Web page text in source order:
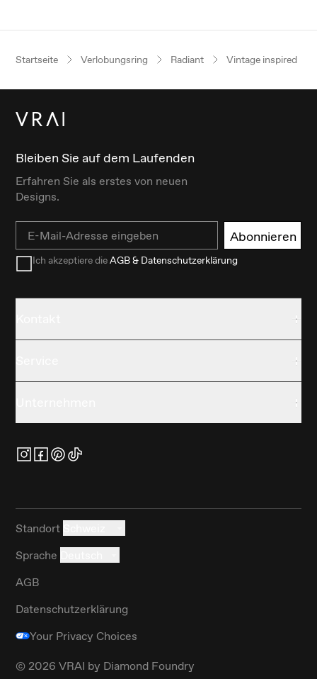
Startseite Verlobungsring Radiant Vintage inspired
Bleiben Sie auf dem Laufenden
Erfahren Sie als erstes von neuen
Designs.
Email Abonnieren
Ich akzeptiere dieAGB & Datenschutzerklärung
Standort
Sprache
AGB
Datenschutzerklärung
Your Privacy Choices
© 2026 VRAI by Diamond Foundry